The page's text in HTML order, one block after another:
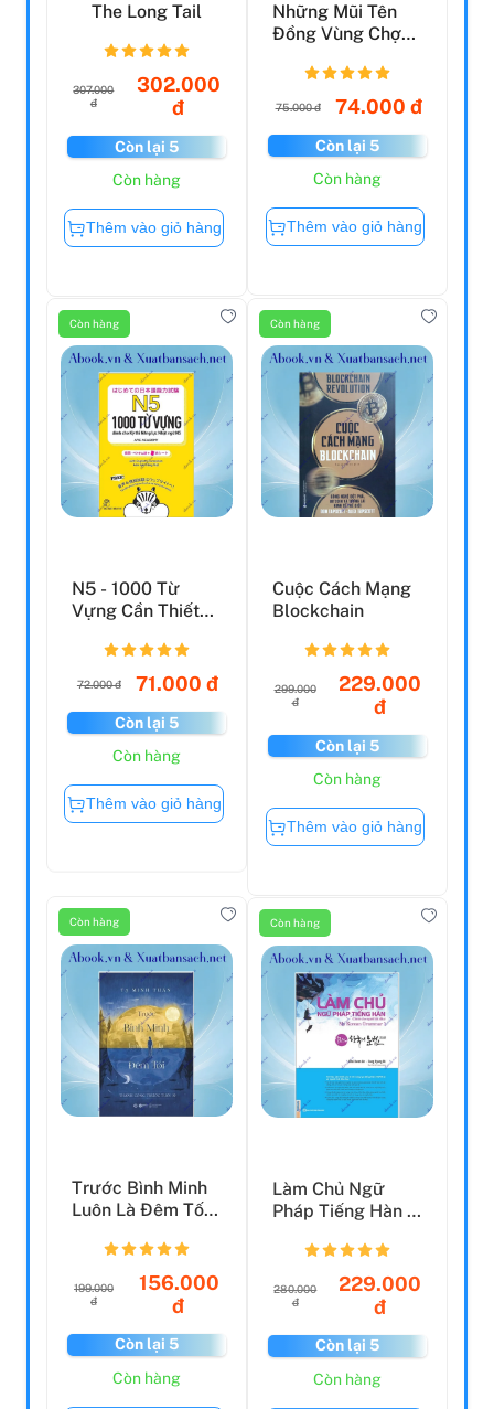
The Long Tail
307.000
đ
302.000
đ
Còn lại 5
Còn hàng
Thêm vào giỏ hàng
Những Mũi Tên
Đồng Vùng Chợ
75.000 đ 74.000 đ
Còn lại 5
Còn hàng
Thêm vào giỏ hàng
Còn hàng
N5 - 1000 Từ
Vựng Cần Thiết
Lực Nh...
72.000 đ 71.000 đ
Còn lại 5
Còn hàng
Thêm vào giỏ hàng
Còn hàng
Cuộc Cách Mạng
Blockchain
299.000
đ
229.000
đ
Còn lại 5
Còn hàng
Thêm vào giỏ hàng
Còn hàng
Trước Bình Minh
Luôn Là Đêm Tối
199.000
đ
156.000
đ
Còn lại 5
Còn hàng
Còn hàng
Làm Chủ Ngữ
Pháp Tiếng Hàn -
Bắt Đầ...
280.000
đ
229.000
đ
Còn lại 5
Còn hàng